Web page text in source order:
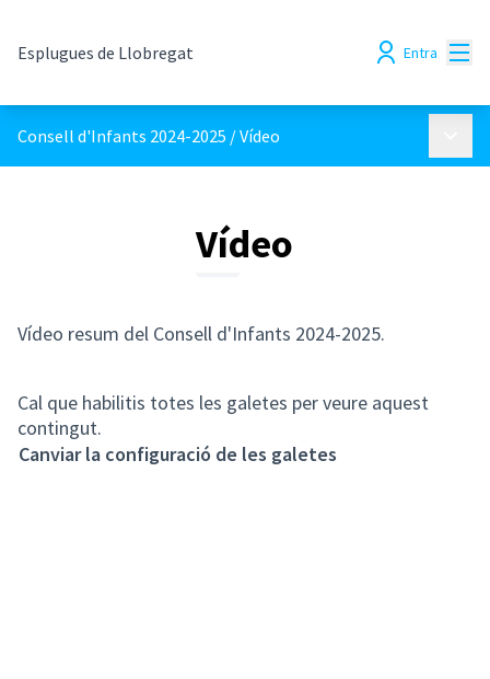
Esplugues de Llobregat Entra
Consell d'Infants 2024-2025 /Vídeo
Vídeo
Vídeo resum del Consell d'Infants 2024-2025.
Cal que habilitis totes les galetes per veure aquest
contingut.
Canviar la configuració de les galetes